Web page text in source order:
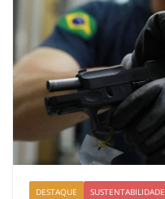
DESTAQUE SUSTENTABILIDADE